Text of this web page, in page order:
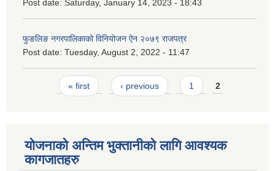
Post date: Saturday, January 14, 2023 - 18:43
फुङलिङ नगरपालिकाको विनियोजन ऐन २०७९ राजपत्र
Post date: Tuesday, August 2, 2022 - 11:47
Pages« first ‹ previous 1 2
योजनाको अन्तिम भुक्तानीको लागि आवश्यक
कागजातहरु